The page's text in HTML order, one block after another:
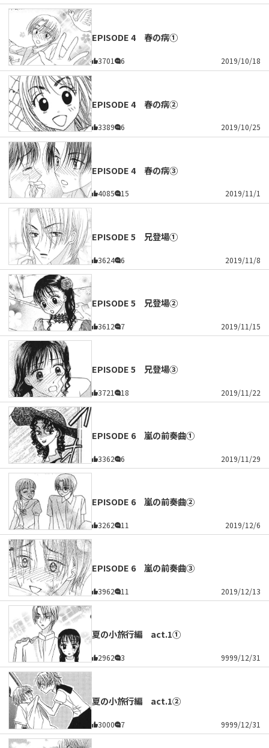
EPISODE 4 春の病①
3701 6 2019/10/18
EPISODE 4 春の病②
3389 6 2019/10/25
EPISODE 4 春の病③
4085 15 2019/11/1
EPISODE 5 兄登場①
3624 6 2019/11/8
EPISODE 5 兄登場②
3612 7 2019/11/15
EPISODE 5 兄登場③
3721 18 2019/11/22
EPISODE 6 嵐の前奏曲①
3362 6 2019/11/29
EPISODE 6 嵐の前奏曲②
3262 11 2019/12/6
EPISODE 6 嵐の前奏曲③
3962 11 2019/12/13
夏の小旅行編 act.1①
2962 3 9999/12/31
夏の小旅行編 act.1②
3000 7 9999/12/31